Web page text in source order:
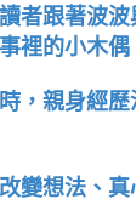
者跟著波
裡的小木偶
，親身經
變想法、